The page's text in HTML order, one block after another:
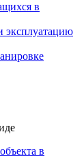
в
эксплуатацию
в